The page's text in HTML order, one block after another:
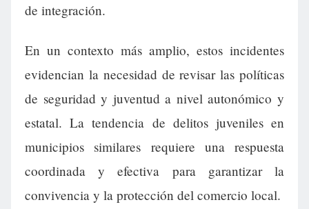
de integración.
En un contexto más amplio, estos incidentes
evidencian la necesidad de revisar las políticas
de seguridad y juventud a nivel autonómico y
estatal. La tendencia de delitos juveniles en
municipios similares requiere una respuesta
coordinada y efectiva para garantizar la
convivencia y la protección del comercio local.